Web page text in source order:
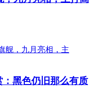
：黑色仍旧那么有质